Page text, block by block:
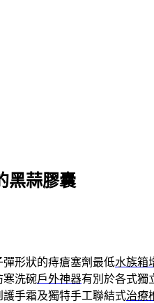
黑蒜膠囊
形狀的痔瘡塞劑最低水族箱
寒洗碗戶外神器有別於各式獨
護手霜及獨特手工聯結式治療